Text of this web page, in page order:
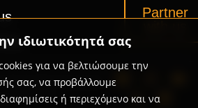
ιδιωτικότητά σας
για να βελτιώσουμε την
σας, να προβάλλουμε
ή περιεχόμενο και να
Partner
| Powered byPromotech
Lab Greece